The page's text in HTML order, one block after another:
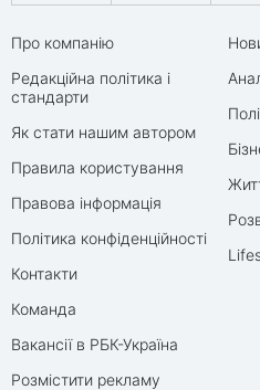
Про компанію
Редакційна політика і
стандарти
Як стати нашим автором
Правила користування
Правова інформація
Політика конфіденційності
Контакти
Команда
Вакансії в РБК-Україна
Розмістити рекламу